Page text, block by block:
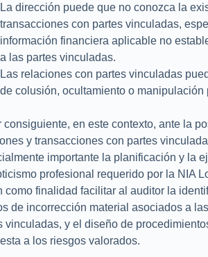
La dirección puede que no conozca la
transacciones con partes vinculadas,
información financiera aplicable no
a las partes vinculadas.
Las relaciones con partes vinculadas
de colusión, ocultamiento o manipulación
en este contexto, ante la
y transacciones con partes
importante la planificación y la
profesional requerido por la NIA
como finalidad facilitar al auditor la
de incorrección material asociados a
vinculadas, y el diseño de
a los riesgos valorados.